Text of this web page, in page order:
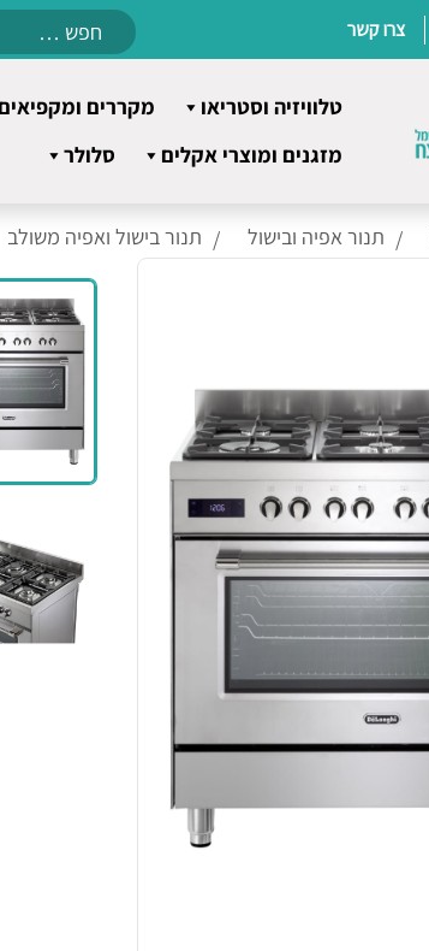
צרו קשר
Search
טלוויזיה וסטריאו מקררים ומקפיאים
מזגנים ומוצרי אקלים
סלולר
תנור אפיה ובישול תנור בישול ואפיה משולב